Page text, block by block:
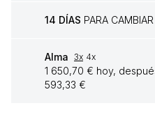
14 DÍAS PARA
Alma 3x 4x
1 650,70 € hoy,
593,33 €